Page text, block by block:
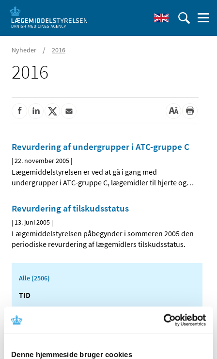
Denne hjemmeside bruger cookies
Nyheder / 2016
2016
Revurdering af undergrupper i ATC-gruppe C
|22. november 2005 |
Lægemiddelstyrelsen er ved at gå i gang med
undergrupper i ATC-gruppe C, lægemidler til hjerte og…
Revurdering af tilskudsstatus
| 13. juni 2005 |
Lægemiddelstyrelsen påbegynder i sommeren 2005 den
periodiske revurdering af lægemidlers tilskudsstatus.
Alle (2506)
TID
2026 (84)
2025 (158)
2024 (224)
2023 (195)